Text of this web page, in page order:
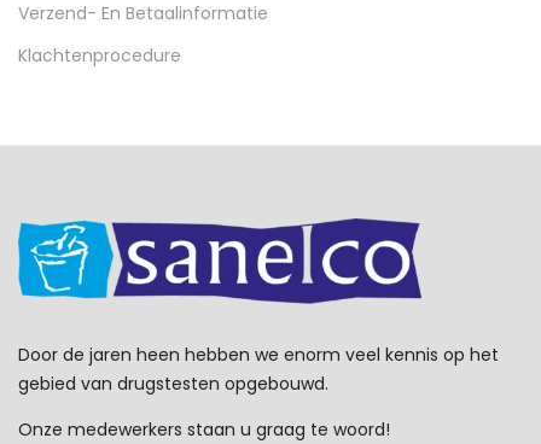
Verzend- En Betaalinformatie
Klachtenprocedure
Door de jaren heen hebben we enorm veel kennis op het
gebied van drugstesten opgebouwd.
Onze medewerkers staan u graag te woord!